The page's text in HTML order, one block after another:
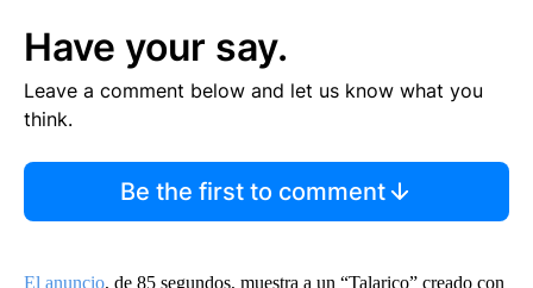
Have your say.
Leave a comment below and let us know what you
think.
Be the first to comment
El anuncio, de 85 segundos, muestra a un “Talarico” creado con